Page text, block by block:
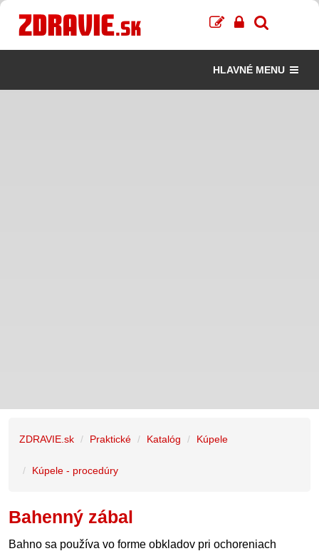
HLAVNÉ MENU
ZDRAVIE.sk Praktické Katalóg Kúpele
Kúpele - procedúry
Bahenný zábal
Bahno sa používa vo forme obkladov pri ochoreniach